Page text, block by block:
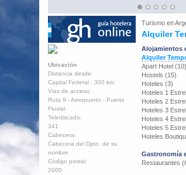
Turismo en
Alquiler
Ubicación
Distancia desde:
Capital Federal : 300 km
Vias de acceso:
Ruta 9 - Aeropuerto - Puerto
Fluvial.
Telediscado:
341
Cabecera:
Cabecera del Dpto. de su
nombre
Código postal:
2000
Alojamientos
Alquiler
Apart Hotel (10)
Hostels (15)
Hoteles (3)
Hoteles 1
Hoteles 2
Hoteles 3
Hoteles 4
Hoteles 5
Hoteles
Gastronomía
Restaurantes